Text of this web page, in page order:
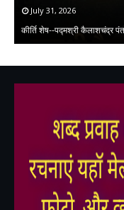
July 31, 2026
कीर्ति शेष--पद्मश्री कैलाशचंद्र पंत